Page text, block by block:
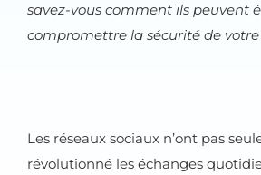
savez-vous comment ils peuvent
compromettre la sécurité de
Les réseaux sociaux n’ont pas
révolutionné les échanges